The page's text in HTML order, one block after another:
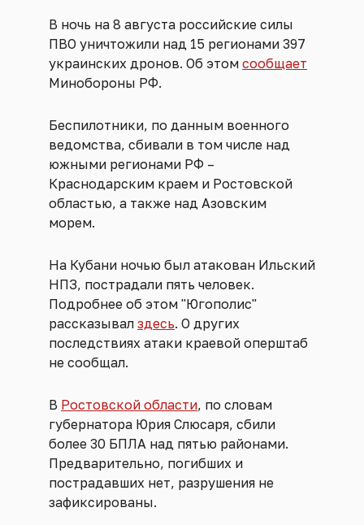
В ночь на 8 августа российские силы
ПВО уничтожили над 15 регионами 397
украинских дронов. Об этом сообщает
Минобороны РФ.
Беспилотники, по данным военного
ведомства, сбивали в том числе над
южными регионами РФ –
Краснодарским краем и Ростовской
областью, а также над Азовским
морем.
На Кубани ночью был атакован Ильский
НПЗ, пострадали пять человек.
Подробнее об этом "Югополис"
рассказывал здесь. О других
последствиях атаки краевой оперштаб
не сообщал.
В Ростовской области, по словам
губернатора Юрия Слюсаря, сбили
более 30 БПЛА над пятью районами.
Предварительно, погибших и
пострадавших нет, разрушения не
зафиксированы.